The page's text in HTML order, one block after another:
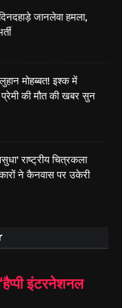
जानलेवा हमला,
मोहब्बत! इश्क में
प्रेमी की मौत की खबर सुन
राष्ट्रीय चित्रकला
ने कैनवास पर उकेरी
इंटरनेशनल